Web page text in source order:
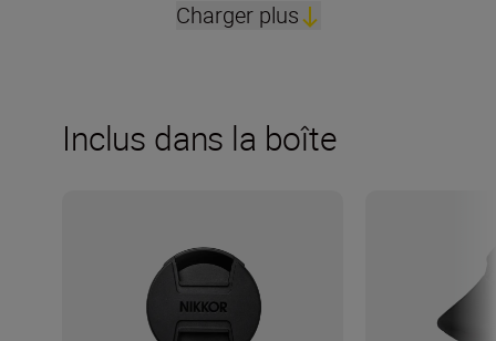
Charger plus
Inclus dans la boîte